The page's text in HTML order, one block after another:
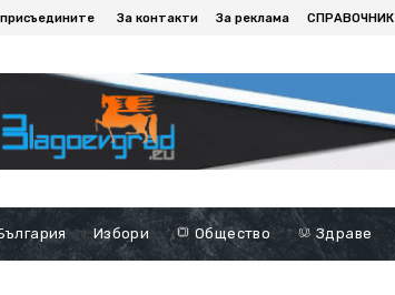
За контакти За реклама СПРАВОЧНИК
Избори Общество Здраве